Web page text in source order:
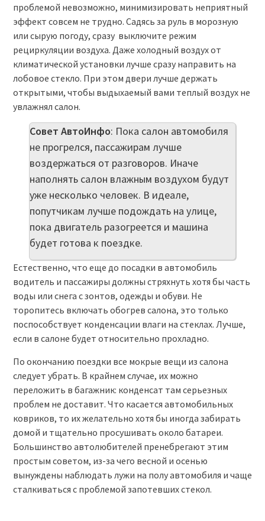
проблемой невозможно, минимизировать неприятный
эффект совсем не трудно. Садясь за руль в морозную
или сырую погоду, сразу выключите режим
рециркуляции воздуха. Даже холодный воздух от
климатической установки лучше сразу направить на
лобовое стекло. При этом двери лучше держать
открытыми, чтобы выдыхаемый вами теплый воздух не
увлажнял салон.
Совет АвтоИнфо: Пока салон автомобиля
не прогрелся, пассажирам лучше
воздержаться от разговоров. Иначе
наполнять салон влажным воздухом будут
уже несколько человек. В идеале,
попутчикам лучше подождать на улице,
пока двигатель разогреется и машина
будет готова к поездке.
Естественно, что еще до посадки в автомобиль
водитель и пассажиры должны стряхнуть хотя бы часть
воды или снега с зонтов, одежды и обуви. Не
торопитесь включать обогрев салона, это только
поспособствует конденсации влаги на стеклах. Лучше,
если в салоне будет относительно прохладно.
По окончанию поездки все мокрые вещи из салона
следует убрать. В крайнем случае, их можно
переложить в багажник: конденсат там серьезных
проблем не доставит. Что касается автомобильных
ковриков, то их желательно хотя бы иногда забирать
домой и тщательно просушивать около батареи.
Большинство автолюбителей пренебрегают этим
простым советом, из-за чего весной и осенью
вынуждены наблюдать лужи на полу автомобиля и чаще
сталкиваться с проблемой запотевших стекол.